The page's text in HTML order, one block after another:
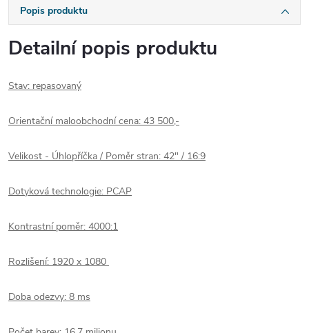
Popis produktu
Detailní popis produktu
Stav: repasovaný
Orientační maloobchodní cena: 43 500,-
Velikost - Úhlopříčka / Poměr stran: 42" / 16:9
Dotyková technologie: PCAP
Kontrastní poměr: 4000:1
Rozlišení: 1920 x 1080
Doba odezvy: 8 ms